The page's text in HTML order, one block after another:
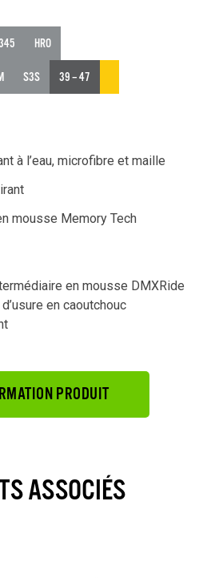
HRO
S3S 39 – 47
à l’eau, microfibre et maille
mousse Memory Tech
en mousse DMXRide
en caoutchouc
PRODUIT
ASSOCIÉS